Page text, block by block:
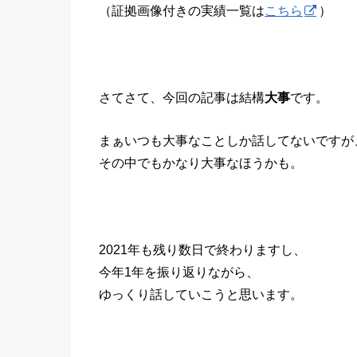
（証拠画像付きの実績一覧はこちら ）
さてさて、今回の記事は結構大事です。
まぁいつも大事なことしか話してないですが
その中でもかなり大事なほうかも。
2021年も残り数日で終わりますし、
今年1年を振り返りながら、
ゆっくり話していこうと思います。